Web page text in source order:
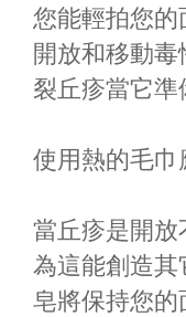
您能輕拍您
開放和移動
裂丘疹當它準
使用熱的毛巾
當丘疹是開
為這能創造
皂將保持您的